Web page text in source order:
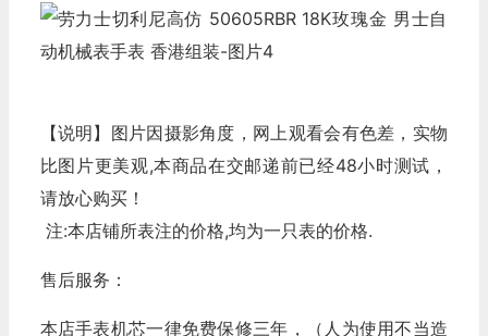
【说明】图片因摄影角度，网上观看会有色差，实物
比图片更美观,本商品在交邮递前已经48小时测试，
请放心购买！
注:本店铺所表注的价格,均为一只表的价格.
售后服务：
本店手表机芯一律免费保修三年，（人为使用不当造